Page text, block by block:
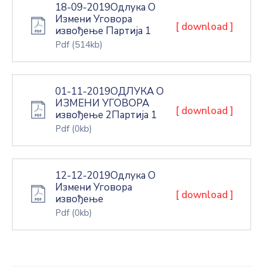
18-09-2019Одлука О
Измени Уговора
извођење Партија 1
Pdf (514kb)
[ download ]
01-11-2019ОДЛУКА О
ИЗМЕНИ УГОВОРА
извођење 2Партија 1
Pdf (0kb)
[ download ]
12-12-2019Одлука О
Измени Уговора
извођење
Pdf (0kb)
[ download ]